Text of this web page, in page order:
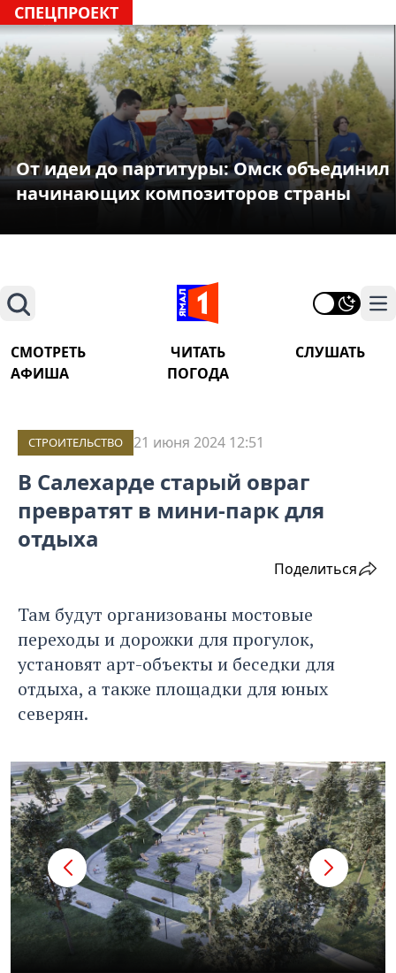
СПЕЦПРОЕКТ
От идеи до партитуры: Омск объединил
начинающих композиторов страны
Поиск
СМОТРЕТЬ ЧИТАТЬ
СЛУШАТЬ
АФИША
ПОГОДА
СТРОИТЕЛЬСТВО 21 июня 2024 12:51
В Салехарде старый овраг
превратят в мини-парк для
отдыха
Поделиться
Там будут организованы мостовые
переходы и дорожки для прогулок,
установят арт-объекты и беседки для
отдыха, а также площадки для юных
северян.